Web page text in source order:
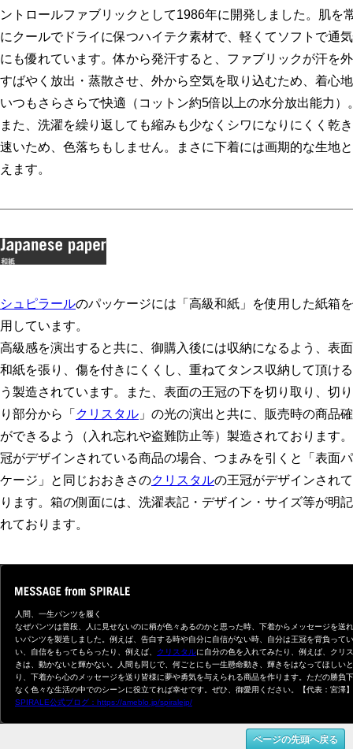
ントロールファブリックとして1986年に開発しました。肌を
にクールでドライに保つハイテク素材で、軽くてソフトで通
にも優れています。体から発汗すると、ファブリックが汗を
すばやく放出・蒸散させ、外から空気を取り込むため、着心
いつもさらさらで快適（コットン約5倍以上の水分放出能力）
また、洗濯を繰り返しても縮みも少なくシワになりにくく乾
速いため、色落ちもしません。まさに下着には画期的な生地
えます。
シュピラールのパッケージには「高級和紙」を使用した紙箱
用しています。
高級感を演出すると共に、御購入後には収納になるよう、表
和紙を張り、傷を付きにくくし、重ねてタンス収納して頂け
う製造されています。また、表面の王冠の下を切り取り、切
り部分から「 クリスタル 」の光の演出と共に、販売時の商品
ができるよう（入れ忘れや盗難防止等）製造されております
冠がデザインされている商品の場合、つまみを引くと「表面
ケージ」と同じおおきさのクリスタルの王冠がデザインされ
ります。箱の側面には、洗濯表記・デザイン・サイズ等が明
れております。
人間、一生パンツを履く
なぜパンツは普段、人に見せないのに柄が色々あるのかと思った時、下着からメッセージを送
いパンツを製造しました。例えば、告白する時や自分に自信がない時、自分は王冠を背負って
い、自信をもってもらったり、例えば、 クリスタルに自分の色を入れてみたり、例えば、クリ
きは、動かないと輝かない。人間も同じで、何ごとにも一生懸命動き、輝きをはなってほしい
り、下着から心のメッセージを送り皆様に夢や勇気を与えられる商品を作ります。ただの勝負
なく色々な生活の中でのシーンに役立てれば幸せです。ぜひ、御愛用ください。【代表：宮澤】
SPIRALE公式ブログ：https://ameblo.jp/spiralejp/
ページの先頭へ戻る